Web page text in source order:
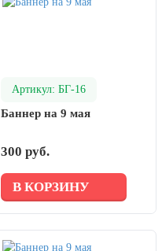
Артикул: БГ-16
Баннер на 9 мая
300 руб.
В КОРЗИНУ